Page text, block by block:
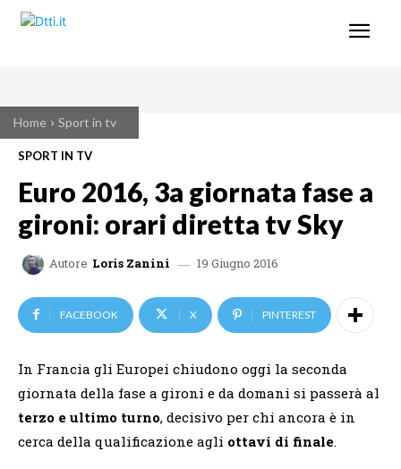
Home Sport in tv
SPORT IN TV
Euro 2016, 3a giornata fase a
gironi: orari diretta tv Sky
Autore Loris Zanini 19 Giugno 2016
FACEBOOK X PINTEREST
In Francia gli Europei chiudono oggi la seconda
giornata della fase a gironi e da domani si passerà al
terzo e ultimo turno, decisivo per chi ancora è in
cerca della qualificazione agli ottavi di finale.